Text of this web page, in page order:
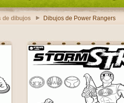
de dibujos Dibujos de Power Rangers